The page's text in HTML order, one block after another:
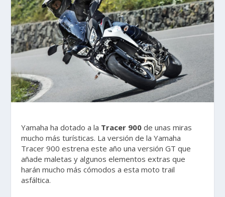
Yamaha ha dotado a la Tracer 900 de unas miras
mucho más turísticas. La versión de la Yamaha
Tracer 900 estrena este año una versión GT que
añade maletas y algunos elementos extras que
harán mucho más cómodos a esta moto trail
asfáltica.